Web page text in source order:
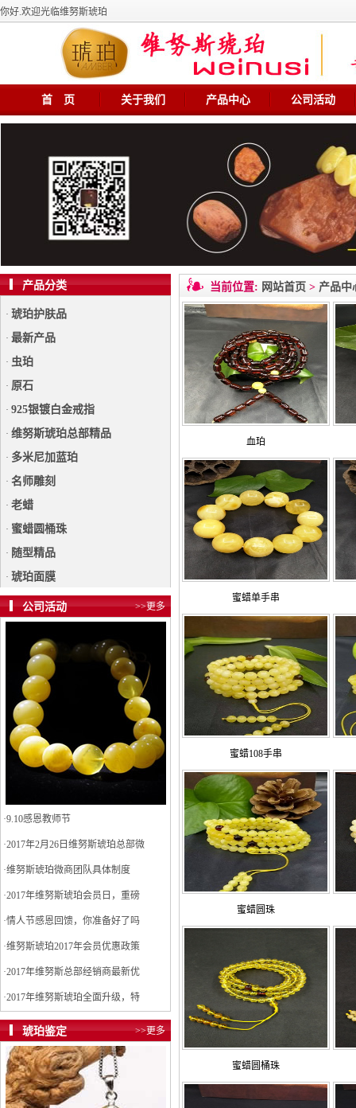
你好.欢迎光临维努斯琥珀
首 页 关于我们 产品中心 公司活动
产品分类
· 琥珀护肤品
· 最新产品
· 虫珀
· 原石
· 925银镀白金戒指
· 维努斯琥珀总部精品
· 多米尼加蓝珀
· 名师雕刻
· 老蜡
· 蜜蜡圆桶珠
· 随型精品
· 琥珀面膜
公司活动 >>更多
·9.10感恩教师节
·2017年2月26日维努斯琥珀总部微
·维努斯琥珀微商团队具体制度
·2017年维努斯琥珀会员日，重磅
·情人节感恩回馈，你准备好了吗
·维努斯琥珀2017年会员优惠政策
·2017年维努斯总部经销商最新优
·2017年维努斯琥珀全面升级，特
琥珀鉴定 >>更多
当前位置: 网站首页 > 产品中
血珀
蜜蜡单手串
蜜蜡108手串
蜜蜡圆珠
蜜蜡圆桶珠